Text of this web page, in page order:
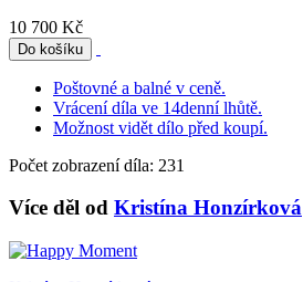
10 700 Kč
Poštovné a balné v ceně.
Vrácení díla ve 14denní lhůtě.
Možnost vidět dílo před koupí.
Počet zobrazení díla: 231
Více děl od Kristína Honzírková